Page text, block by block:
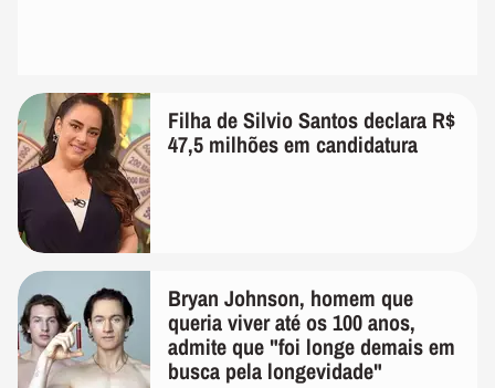
Filha de Silvio Santos declara R$
47,5 milhões em candidatura
Bryan Johnson, homem que
queria viver até os 100 anos,
admite que "foi longe demais em
busca pela longevidade"